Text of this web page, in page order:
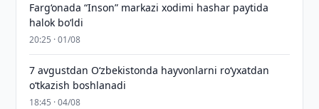
Farg‘onada “Inson” markazi xodimi hashar paytida
halok bo‘ldi
20:25 · 01/08
7 avgustdan O‘zbekistonda hayvonlarni ro‘yxatdan
o‘tkazish boshlanadi
18:45 · 04/08